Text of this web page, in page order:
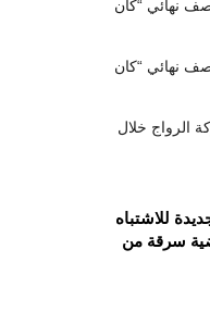
نهائي “كان
نهائي “كان
بـ14.4% في حركة الرواج خلال
للاشتباه
سرقة من